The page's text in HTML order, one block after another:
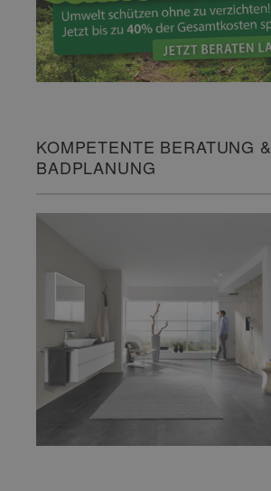
KOMPETENTE BERATUNG &
BADPLANUNG